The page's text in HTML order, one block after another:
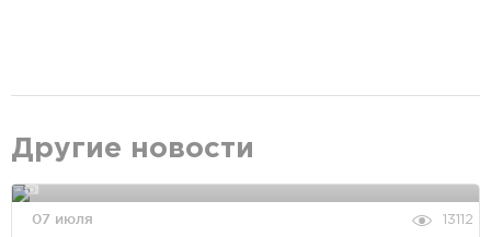
Другие новости
07 июля 13112